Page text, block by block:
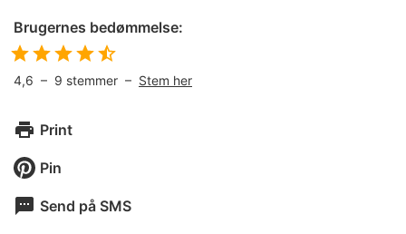
Brugernes bedømmelse:
4,6 – 9 stemmer – Stem her
Print
Pin
Send på SMS